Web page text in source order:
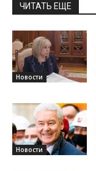
ЧИТАТЬ ЕЩЕ
Новости
Новости